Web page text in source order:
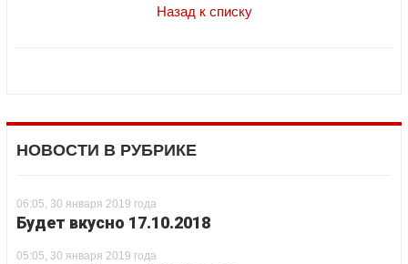
Назад к списку
НОВОСТИ В РУБРИКЕ
06:05, 30 января 2019 года
Будет вкусно 17.10.2018
05:05, 30 января 2019 года